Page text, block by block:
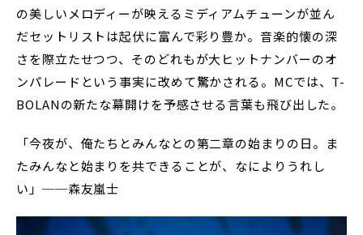
の美しいメロディーが映えるミディアムチューンが並ん
だセットリストは起伏に富んで彩り豊か。音楽的懐の深
さを際立たせつつ、そのどれもが大ヒットナンバーのオ
ンパレードという事実に改めて驚かされる。MCでは、T-
BOLANの新たな幕開けを予感させる言葉も飛び出した。
「今夜が、俺たちとみんなとの第二章の始まりの日。ま
たみんなと始まりを共できることが、なによりうれし
い」──森友嵐士